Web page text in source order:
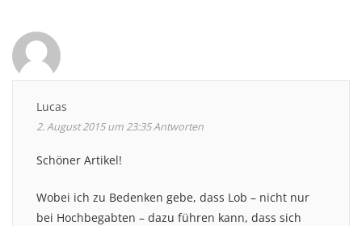
Lucas
2. August 2015 um 23:35Antworten
Schöner Artikel!
Wobei ich zu Bedenken gebe, dass Lob – nicht nur
bei Hochbegabten – dazu führen kann, dass sich